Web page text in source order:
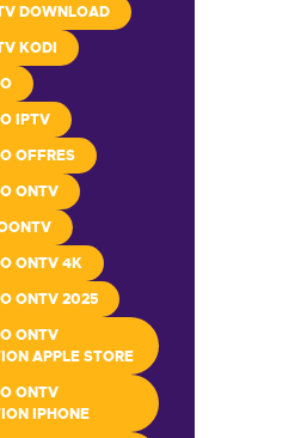
DOWNLOAD
KODI
IPTV
OFFRES
ONTV
ONTV 4K
ONTV 2025
ONTV
APPLE STORE
ONTV
IPHONE